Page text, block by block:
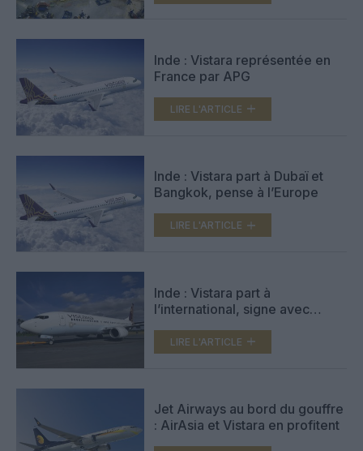
Inde : Vistara représentée en
France par APG
LIRE L'ARTICLE
Inde : Vistara part à Dubaï et
Bangkok, pense à l’Europe
LIRE L'ARTICLE
Inde : Vistara part à
l’international, signe avec
LIRE L'ARTICLE
Jet Airways au bord du gouffre
: AirAsia et Vistara en profitent